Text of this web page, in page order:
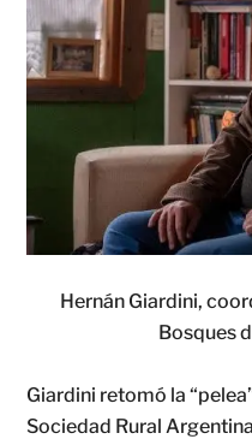
Hernán Giardini,
Bosques
Giardini retomó la
Sociedad Rural